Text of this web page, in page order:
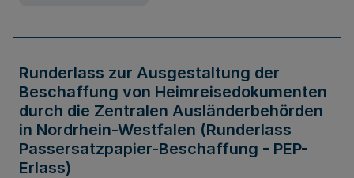
Runderlass zur Ausgestaltung der
Beschaffung von Heimreisedokumenten
durch die Zentralen Ausländerbehörden
in Nordrhein-Westfalen (Runderlass
Passersatzpapier-Beschaffung - PEP-
Erlass)